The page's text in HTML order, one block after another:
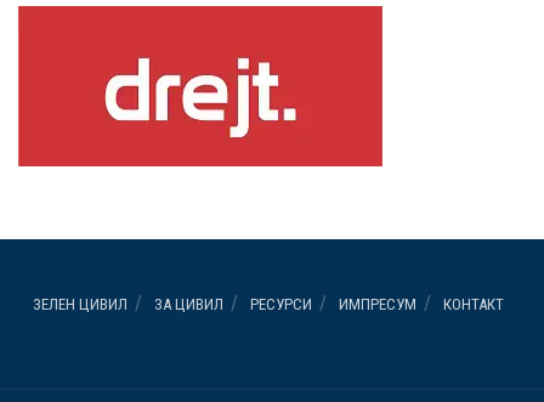
ЗЕЛЕН ЦИВИЛ ЗА ЦИВИЛ РЕСУРСИ ИМПРЕСУМ КОНТАКТ